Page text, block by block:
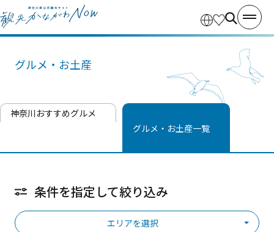
グルメ・お土産
神奈川おすすめグルメ
グルメ・お土産一覧
条件を指定して絞り込み
エリアを選択